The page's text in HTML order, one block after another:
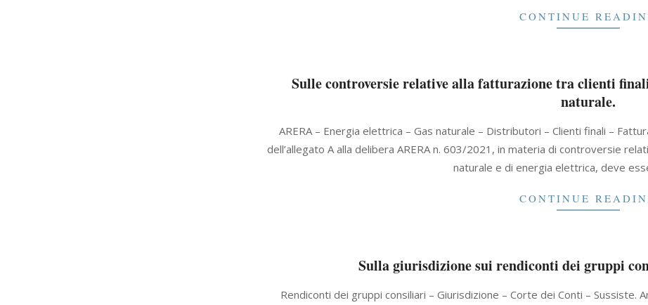
CONTINUE
Sulle controversie relative alla fatturazione tra clienti
naturale.
08-
26
ARERA – Energia elettrica – Gas naturale – Distributori – Clienti finali –
dell’allegato A alla delibera ARERA n. 603/2021, in materia di controversie
naturale e di energia elettrica, deve
CONTINUE
Sulla giurisdizione sui rendiconti dei gruppi
Rendiconti dei gruppi consiliari – Giurisdizione – Corte dei Conti – Sussiste.